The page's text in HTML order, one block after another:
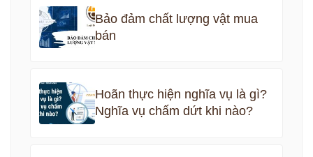
Bảo đảm chất lượng vật mua
bán
Hoãn thực hiện nghĩa vụ là gì?
Nghĩa vụ chấm dứt khi nào?